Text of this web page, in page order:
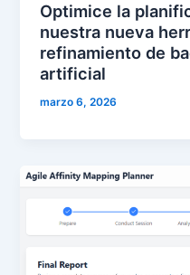
Optimice la
nuestra nueva
refinamiento de
artificial
marzo 6, 2026